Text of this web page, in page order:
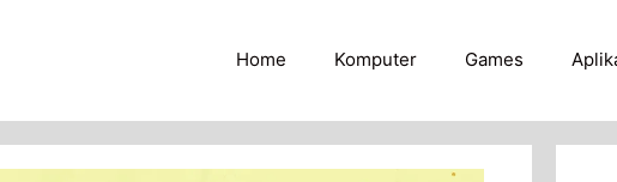
Home Komputer Games